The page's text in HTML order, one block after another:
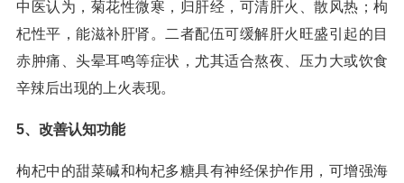
中医认为，菊花性微寒，归肝经，可清肝火、散风热；枸
杞性平，能滋补肝肾。二者配伍可缓解肝火旺盛引起的目
赤肿痛、头晕耳鸣等症状，尤其适合熬夜、压力大或饮食
辛辣后出现的上火表现。
5、改善认知功能
枸杞中的甜菜碱和枸杞多糖具有神经保护作用，可增强海